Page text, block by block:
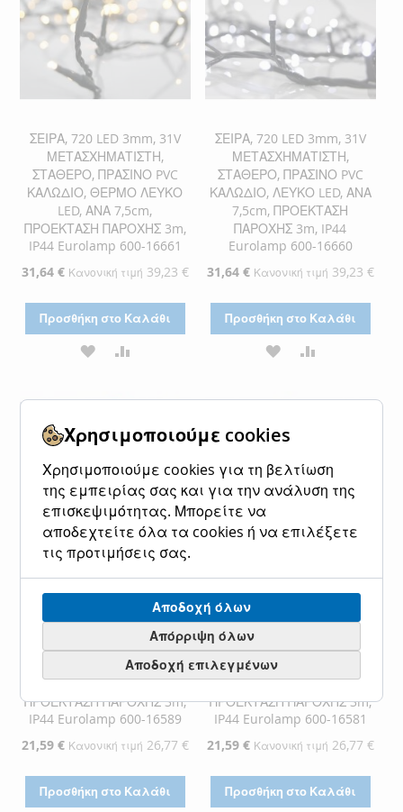
ΣΕΙΡΑ, 720 LED 3mm, 31V
ΜΕΤΑΣΧΗΜΑΤΙΣΤΗ,
ΣΤΑΘΕΡΟ, ΠΡΑΣΙΝΟ PVC
ΚΑΛΩΔΙΟ, ΘΕΡΜΟ ΛΕΥΚΟ
LED, ΑΝΑ 7,5cm,
ΠΡΟΕΚΤΑΣΗ ΠΑΡΟΧΗΣ 3m,
IP44 Eurolamp 600-16661
Ειδική
31,64 € Κανονική τιμή 39,23 €
Προσθήκη στο Καλάθι
ΠΡΟΣΘΉΚΗ
ΕΠΙΘΥΜΙΏΝ
ΣΕΙΡΑ, 720 LED 3mm, 31V
ΜΕΤΑΣΧΗΜΑΤΙΣΤΗ,
ΣΤΑΘΕΡΟ, ΠΡΑΣΙΝΟ PVC
ΚΑΛΩΔΙΟ, ΛΕΥΚΟ LED, ΑΝΑ
7,5cm, ΠΡΟΕΚΤΑΣΗ
ΠΑΡΟΧΗΣ 3m, IP44
Eurolamp 600-16660
Ειδική
31,64 € Κανονική τιμή 39,23 €
Προσθήκη στο Καλάθι
ΠΡΟΣΘΉΚΗ
ΕΠΙΘΥΜΙΏΝ
ΣΕΙΡΑ, 480 LED 3mm, 31V
ΜΕΤΑΣΧΗΜΑΤΙΣΤΗ,
ΣΤΑΘΕΡΟ, ΠΡΑΣΙΝΟ PVC
ΚΑΛΩΔΙΟ, ΠΟΛΥΧΡΩΜΟ
LED, ΑΝΑ 7,5cm,
ΠΡΟΕΚΤΑΣΗ ΠΑΡΟΧΗΣ 3m,
IP44 Eurolamp 600-16589
Ειδική
21,59 € Κανονική τιμή 26,77 €
Προσθήκη στο Καλάθι
ΣΕΙΡΑ, 480 LED 3mm, 31V
ΜΕΤΑΣΧΗΜΑΤΙΣΤΗ,
ΣΤΑΘΕΡΟ, ΠΡΑΣΙΝΟ PVC
ΚΑΛΩΔΙΟ, ΘΕΡΜΟ ΛΕΥΚΟ
LED, ΑΝΑ 7,5cm,
ΠΡΟΕΚΤΑΣΗ ΠΑΡΟΧΗΣ 3m,
IP44 Eurolamp 600-16581
Ειδική
21,59 € Κανονική τιμή 26,77 €
Προσθήκη στο Καλάθι
Χρησιμοποιούμε cookies
Χρησιμοποιούμε cookies για τη βελτίωση
της εμπειρίας σας και για την ανάλυση της
επισκεψιμότητας. Μπορείτε να
αποδεχτείτε όλα τα cookies ή να επιλέξετε
τις προτιμήσεις σας.
Αποδοχή όλων
Απόρριψη όλων
Αποδοχή επιλεγμένων